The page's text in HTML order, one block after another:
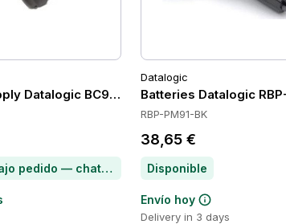
Datalogic BC9180-910
Artículo bajo pedido — chatea para conocer el plazo de entrega
Datalogic
Batteries Datalogic RBP-
RBP-PM91-BK
38,65 €
Disponible
Envío hoy
Delivery in 3 days